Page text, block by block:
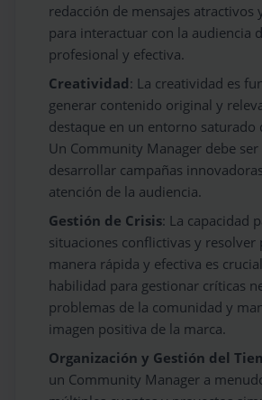
redacción de mensajes atractivos
para interactuar con la audiencia
profesional y efectiva.
Creatividad: La creatividad es
generar contenido original y
destaque en un entorno saturado
Un Community Manager debe ser
desarrollar campañas
atención de la audiencia.
Gestión de Crisis: La capacidad
situaciones conflictivas y resolver
manera rápida y efectiva es
habilidad para gestionar críticas
problemas de la comunidad y
imagen positiva de la marca.
Organización y Gestión del
un Community Manager a